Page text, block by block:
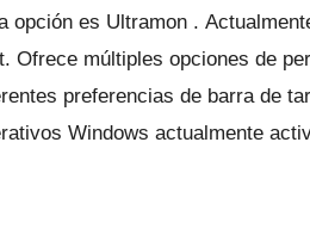
opción es Ultramon .
Ofrece múltiples opciones de
preferencias de barra de
Windows actualmente